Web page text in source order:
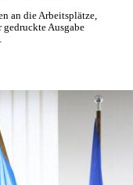
an die Arbeitsplätze,
Ausgabe